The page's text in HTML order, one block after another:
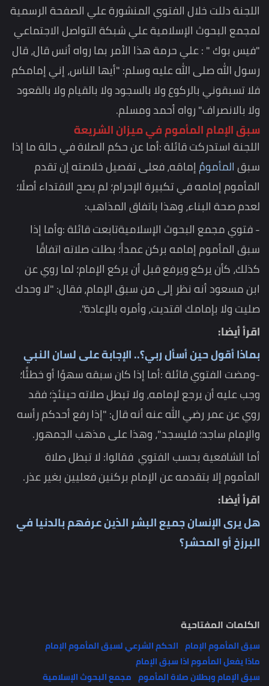
اللجنة دللت خلال الفتوي المنشورة علي الصفحة الرسمية
لمجمع البحوث الإسلامية علي شبكة التواصل الاجتماعي
"فيس بوك " : علي حرمة هذا الأمر بما رواه أنس قال، قال
رسول الله صلى الله عليه وسلم: "أيها الناس، إني إمامكم
فلا تسبقوني بالركوع ولا بالسجود ولا بالقيام ولا بالقعود
ولا بالانصراف" رواه أحمد ومسلم.
سبق الإمام المأموم في ميزان الشريعة
اللجنة استدركت قائلة :أما عن حكم الصلاة في حالة ما إذا
سبقالمأمومُإمامَه، فعلى تفصيل خلاصته إن تقدم
المأموم إمامه في تكبيرة الإحرام؛ لم يصح الاقتداء أصلًا؛
لعدم صحة البناء، وهذا باتفاق المذاهب:
- فتوي مجمع البحوث الإسلاميةتابعت قائلة :وأما إذا
سبق المأموم إمامه بركن عمداً؛ بطلت صلاته اتفاقًا
كذلك، كأن يركع ويرفع قبل أن يركع الإمام؛ لما روي عن
ابن مسعود أنه نظر إلى من سبق الإمام، فقال: "لا وحدك
صليت ولا بإمامك اقتديت، وأمره بالإعادة".
اقرأ أيضا:
بماذا أقول حين أسأل ربي؟.. الإجابة على لسان النبي
-ومضت الفتوي قائلة :أما إذا كان سبقه سهوًا أو خطئًا؛
وجب عليه أن يرجع لإمامه، ولا تبطل صلاته حينئذٍ؛ فقد
روي عن عمر رضي الله عنه أنه قال: "إذا رفع أحدكم رأسه
والإمام ساجد؛ فليسجد"، وهذا على مذهب الجمهور.
أما الشافعية بحسب الفتوي فقالوا: لا تبطل صلاة
المأموم إلا بتقدمه عن الإمام بركنين فعليين بغير عذر.
اقرأ أيضا:
هل يرى الإنسان جميع البشر الذين عرفهم بالدنيا في
البرزخ أو المحشر؟
الكلمات المفتاحية
سبق المأموم الإمام الحكم الشرعي لسبق المأموم الإمام
ماذا يفعل المأموم اذا سبق الإمام
سبق الإمام وبطلان صلاة المأموم مجمع البحوث الإسلامية